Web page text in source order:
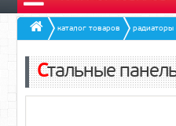
каталог товаров радиаторы
Стальные